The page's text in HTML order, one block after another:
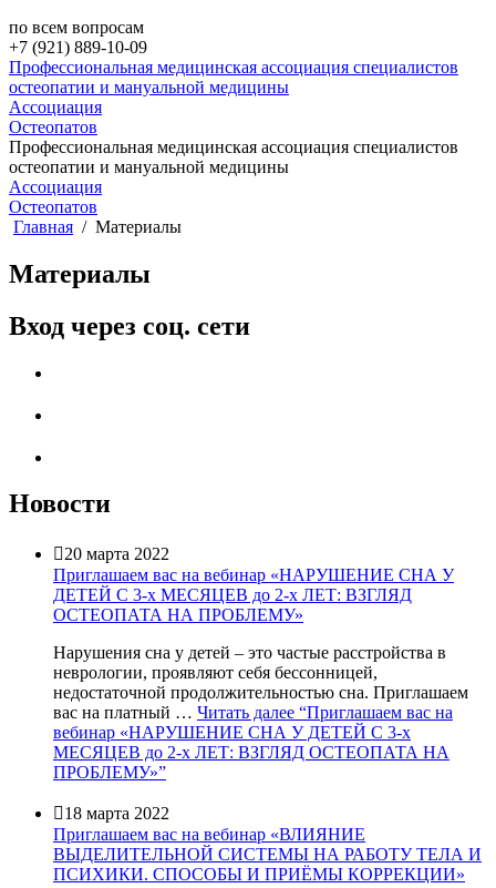
по всем вопросам
+7 (921) 889-10-09
Профессиональная медицинская ассоциация специалистов
остеопатии и мануальной медицины
Ассоциация
Остеопатов
Профессиональная медицинская ассоциация специалистов
остеопатии и мануальной медицины
Ассоциация
Остеопатов
Главная
Материалы
Материалы
Вход через соц. сети
Новости
20 марта 2022
Приглашаем вас на вебинар «НАРУШЕНИЕ СНА У
ДЕТЕЙ С 3-х МЕСЯЦЕВ до 2-х ЛЕТ: ВЗГЛЯД
ОСТЕОПАТА НА ПРОБЛЕМУ»
Нарушения сна у детей – это частые расстройства в
неврологии, проявляют себя бессонницей,
недостаточной продолжительностью сна. Приглашаем
вас на платный … Читать далее “Приглашаем вас на
вебинар «НАРУШЕНИЕ СНА У ДЕТЕЙ С 3-х
МЕСЯЦЕВ до 2-х ЛЕТ: ВЗГЛЯД ОСТЕОПАТА НА
ПРОБЛЕМУ»”
18 марта 2022
Приглашаем вас на вебинар «ВЛИЯНИЕ
ВЫДЕЛИТЕЛЬНОЙ СИСТЕМЫ НА РАБОТУ ТЕЛА И
ПСИХИКИ. СПОСОБЫ И ПРИЁМЫ КОРРЕКЦИИ»